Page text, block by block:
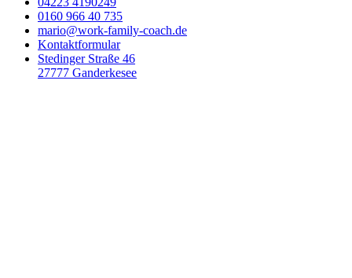
0160 966 40 735
mario@work-family-coach.de
Kontaktformular
Stedinger Straße 46
27777 Ganderkesee